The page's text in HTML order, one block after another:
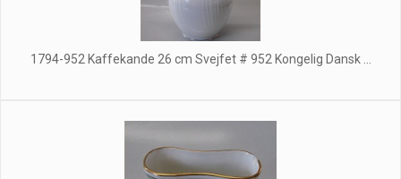
1794-952 Kaffekande 26 cm Svejfet # 952 Kongelig Dansk ...